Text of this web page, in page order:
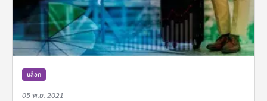
บล็อก
05 พ.ย. 2021